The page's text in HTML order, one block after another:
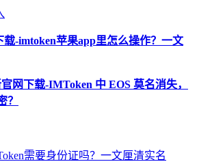
载-imtoken苹果app里怎么操作？一文
网下载-IMToken 中 EOS 莫名消失，
？